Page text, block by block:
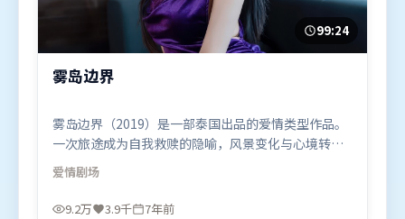
99:24
雾岛边界
雾岛边界（2019）是一部泰国出品的爱情类型作品。
一次旅途成为自我救赎的隐喻，风景变化与心境转折
彼此呼应。类型元素被重新组合，既致敬经典也尝试
突破套路。由拉吉库马尔·希拉尼执导，马东锡、秦
海璐、周冬雨，提莫西·查拉米、奥卡菲娜等联袂出
爱情剧场
9.2万 3.9千 7年前